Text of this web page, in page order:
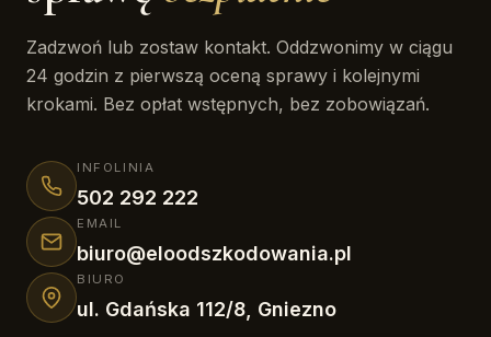
Zadzwoń lub zostaw kontakt. Oddzwonimy w ciągu
24 godzin z pierwszą oceną sprawy i kolejnymi
krokami. Bez opłat wstępnych, bez zobowiązań.
INFOLINIA
502 292 222
EMAIL
biuro@eloodszkodowania.pl
BIURO
ul. Gdańska 112/8, Gniezno